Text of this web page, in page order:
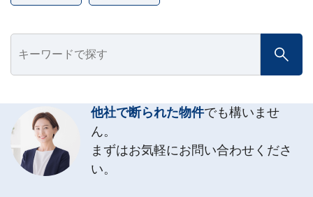
他社で断られた物件でも構いませ
ん。
まずはお気軽にお問い合わせくださ
い。